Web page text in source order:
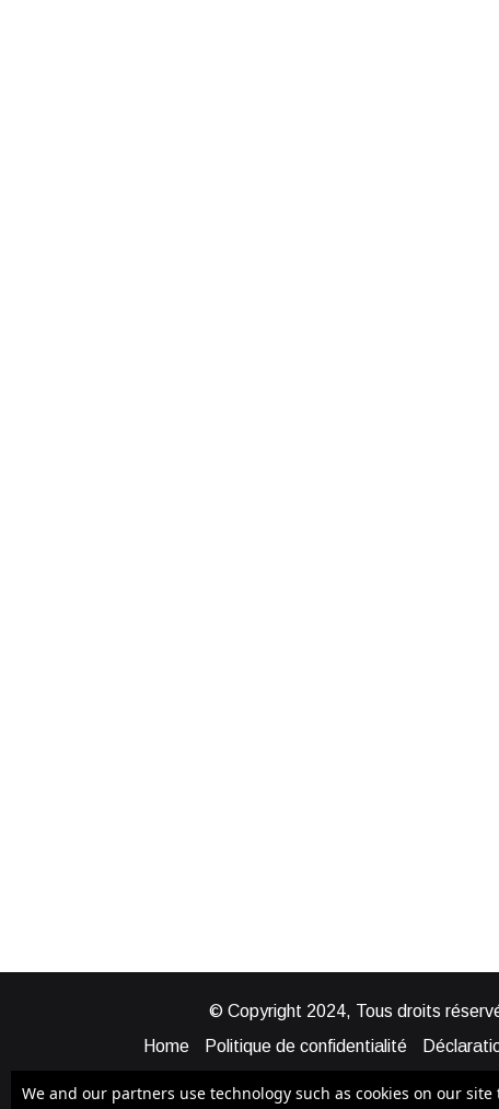
© Copyright 2024, Tous droits
Home
Politique de confidentialité
We and our partners use technology such as cookies on our